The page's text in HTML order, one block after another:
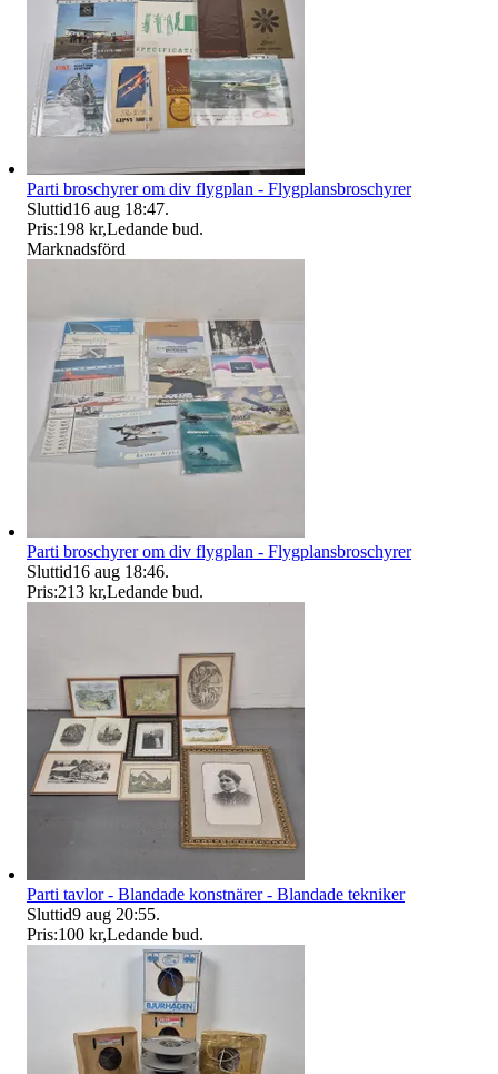
Parti broschyrer om div flygplan - Flygplansbroschyrer
Sluttid16 aug 18:47.
Pris:198 kr,Ledande bud.
Marknadsförd
Parti broschyrer om div flygplan - Flygplansbroschyrer
Sluttid16 aug 18:46.
Pris:213 kr,Ledande bud.
Parti tavlor - Blandade konstnärer - Blandade tekniker
Sluttid9 aug 20:55.
Pris:100 kr,Ledande bud.